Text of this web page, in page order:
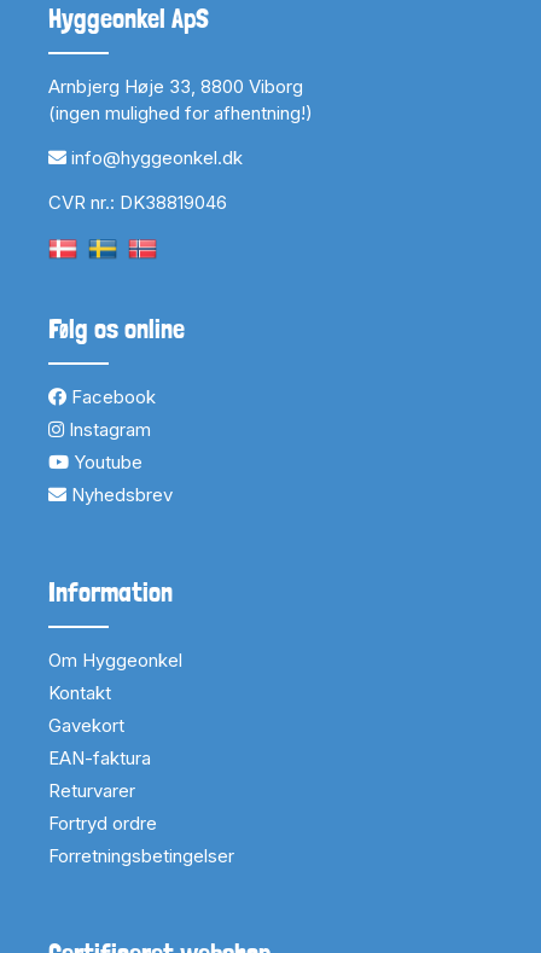
Hyggeonkel ApS
Arnbjerg Høje 33, 8800 Viborg
(ingen mulighed for afhentning!)
info@hyggeonkel.dk
CVR nr.: DK38819046
Følg os online
Facebook
Instagram
Youtube
Nyhedsbrev
Information
Om Hyggeonkel
Kontakt
Gavekort
EAN-faktura
Returvarer
Fortryd ordre
Forretningsbetingelser